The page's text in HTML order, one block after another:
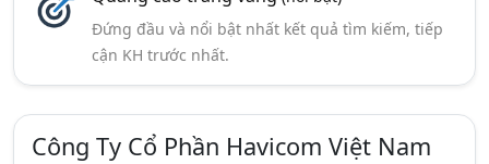
Đứng đầu và nổi bật nhất kết quả tìm kiếm, tiếp
cận KH trước nhất.
Công Ty Cổ Phần Havicom Việt Nam